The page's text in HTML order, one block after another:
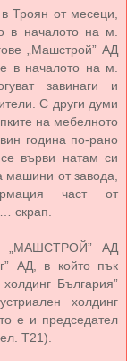
Троян от месеци,
в началото на м.
„Машстрой” АД
в началото на м.
завинаги и
С други думи
на мебелното
година по-рано
върви натам си
машини от завода,
част от
скрап.
АД
АД, в който пък
България”
холдинг
е и председател
Т21).